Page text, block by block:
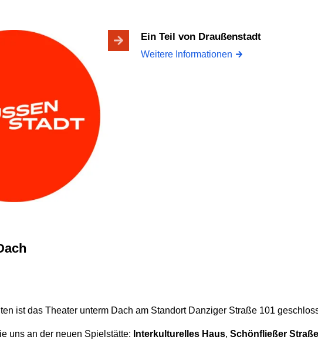
Ein Teil von Draußenstadt
Weitere Informationen
ist das Theater unterm Dach am Standort Danziger Straße 101
uns an der neuen Spielstätte: Interkulturelles Haus, Schönfließer